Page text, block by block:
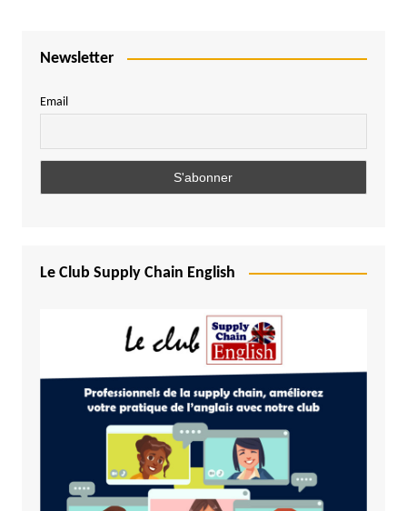
Newsletter
Email
Le Club Supply Chain English